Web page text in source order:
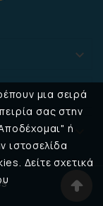
μια σειρά
σας στην
ή
ιστοσελίδα
Δείτε σχετικά


